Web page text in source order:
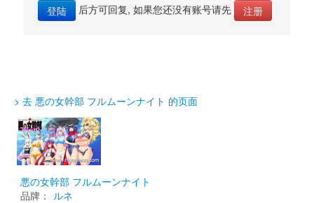
哦，漏了一点，有少量的扶她，主要是主角团的
登陆 后方可回复, 如果您还没有账号请先 注册
> 去 悪の女幹部 フルムーンナイト 的页面
悪の女幹部 フルムーンナイト
品牌： ルネ